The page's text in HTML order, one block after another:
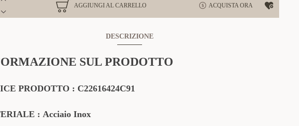
AGGIUNGI AL CARRELLO ACQUISTA ORA
DESCRIZIONE
SUL PRODOTTO
PRODOTTO : C22616424C91
: Acciaio Inox